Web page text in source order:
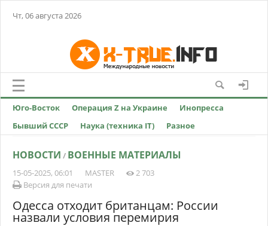
Чт, 06 августа 2026
Юго-Восток Операция Z на Украине
Инопресса
Бывший СССР
Наука (техника IT) Разное
НОВОСТИ / ВОЕННЫЕ МАТЕРИАЛЫ
15-05-2025, 06:01 MASTER
2 703
Версия для печати
Одесса отходит британцам: России
назвали условия перемирия